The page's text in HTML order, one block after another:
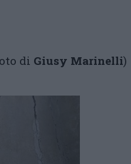
di Giusy Marinelli)